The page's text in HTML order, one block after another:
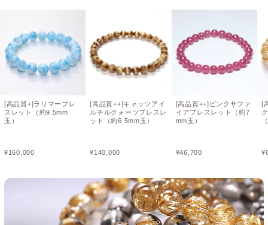
[高品質+]ラリマーブレ
スレット（約9.5mm
玉）
¥160,000
[高品質++]キャッツアイ
ルチルクォーツブレスレ
ット（約6.5mm玉）
¥140,000
[高品質++]ピンクサファ
イアブレスレット（約7
mm玉）
¥46,700
[
¥